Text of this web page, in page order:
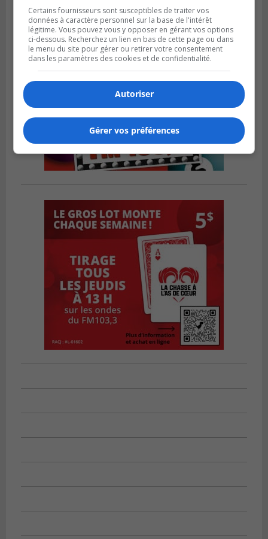
Certains fournisseurs sont susceptibles de traiter vos
données à caractère personnel sur la base de l'intérêt
légitime. Vous pouvez vous y opposer en gérant vos options
ci-dessous. Recherchez un lien en bas de cette page ou dans
le menu du site pour gérer ou retirer votre consentement
dans les paramètres des cookies et de confidentialité.
Autoriser
Gérer vos préférences